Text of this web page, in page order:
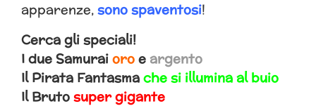
apparenze, sono spaventosi!
Cerca gli speciali!
I due Samurai oroe argento
Il Pirata Fantasma che si illumina al buio
Il Bruto super gigante